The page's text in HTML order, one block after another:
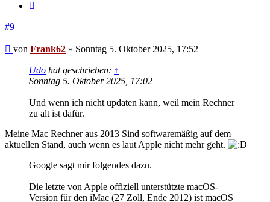
#9
Beitrag
von Frank62 » Sonntag 5. Oktober 2025, 17:52
Udo hat geschrieben: ↑
Sonntag 5. Oktober 2025, 17:02
Und wenn ich nicht updaten kann, weil mein Rechner
zu alt ist dafür.
Meine Mac Rechner aus 2013 Sind softwaremäßig auf dem
aktuellen Stand, auch wenn es laut Apple nicht mehr geht.
Google sagt mir folgendes dazu.
Die letzte von Apple offiziell unterstützte macOS-
Version für den iMac (27 Zoll, Ende 2012) ist macOS